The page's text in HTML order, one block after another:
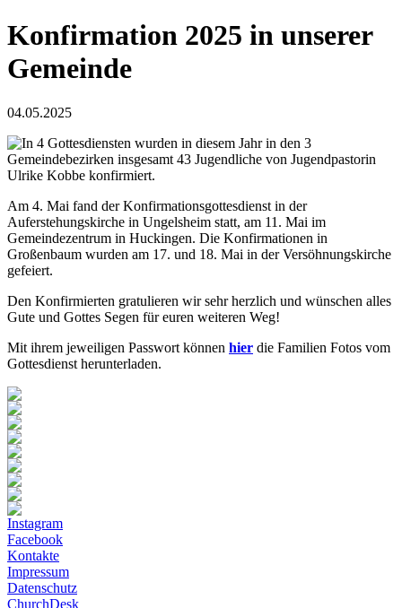
Konfirmation 2025 in unserer
Gemeinde
04.05.2025
In 4 Gottesdiensten wurden in diesem Jahr in den 3
Gemeindebezirken insgesamt 43 Jugendliche von Jugendpastorin
Ulrike Kobbe konfirmiert.
Am 4. Mai fand der Konfirmationsgottesdienst in der
Auferstehungskirche in Ungelsheim statt, am 11. Mai im
Gemeindezentrum in Huckingen. Die Konfirmationen in
Großenbaum wurden am 17. und 18. Mai in der Versöhnungskirche
gefeiert.
Den Konfirmierten gratulieren wir sehr herzlich und wünschen alles
Gute und Gottes Segen für euren weiteren Weg!
Mit ihrem jeweiligen Passwort können hier die Familien Fotos vom
Gottesdienst herunterladen.
Instagram
Facebook
Kontakte
Impressum
Datenschutz
ChurchDesk